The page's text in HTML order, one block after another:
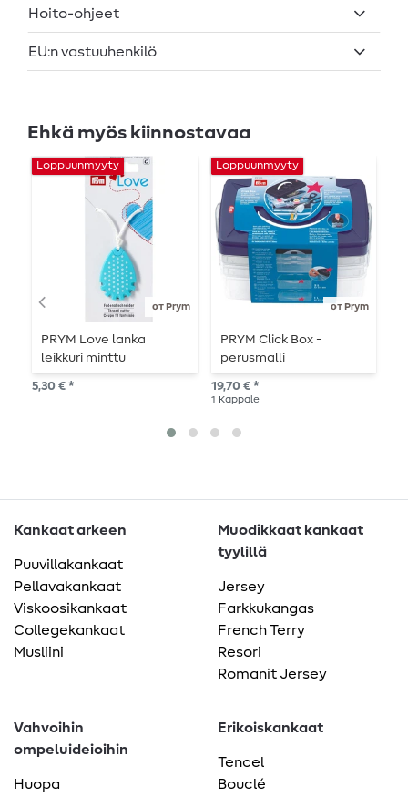
Hoito-ohjeet
EU:n vastuuhenkilö
Ehkä myös kiinnostavaa
от Prym
Loppuunmyyty
PRYM Love lanka
leikkuri minttu
5,30 € *
от Prym
Loppuunmyyty
PRYM Click Box -
perusmalli
19,70 € *
1 Kappale
Kankaat arkeen
Puuvillakankaat
Pellavakankaat
Viskoosikankaat
Collegekankaat
Musliini
Muodikkaat kankaat
tyylillä
Jersey
Farkkukangas
French Terry
Resori
Romanit Jersey
Vahvoihin
ompeluideioihin
Huopa
Erikoiskankaat
Tencel
Bouclé